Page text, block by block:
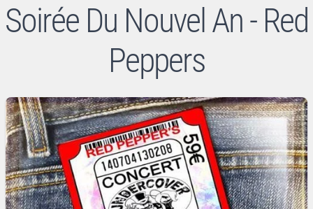
Soirée Du Nouvel An - Red
Peppers